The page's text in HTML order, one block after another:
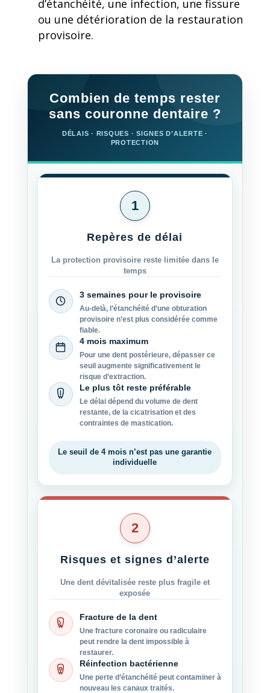
d’étanchéité, une infection, une fissure
ou une détérioration de la restauration
provisoire.
Combien de temps rester
sans couronne dentaire ?
DÉLAIS · RISQUES · SIGNES D’ALERTE ·
PROTECTION
1
Repères de délai
La protection provisoire reste limitée dans le
temps
3 semaines pour le provisoire
Au-delà, l’étanchéité d’une obturation
provisoire n’est plus considérée comme
fiable.
4 mois maximum
Pour une dent postérieure, dépasser ce
seuil augmente significativement le
risque d’extraction.
Le plus tôt reste préférable
Le délai dépend du volume de dent
restante, de la cicatrisation et des
contraintes de mastication.
Le seuil de 4 mois n’est pas une garantie
individuelle
2
Risques et signes d’alerte
Une dent dévitalisée reste plus fragile et
exposée
Fracture de la dent
Une fracture coronaire ou radiculaire
peut rendre la dent impossible à
restaurer.
Réinfection bactérienne
Une perte d’étanchéité peut contaminer à
nouveau les canaux traités.